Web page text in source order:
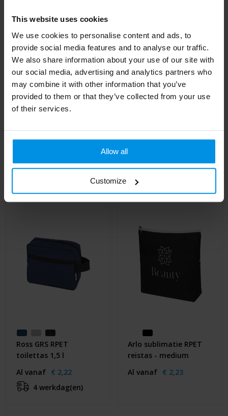
This website uses cookies
We use cookies to personalise content and ads, to
provide social media features and to analyse our traffic.
We also share information about your use of our site with
our social media, advertising and analytics partners who
may combine it with other information that you’ve
provided to them or that they’ve collected from your use
of their services.
Allow all
Customize
Muse GRS RPET
Al vanaf € 2,08
CORDY T - Corduroy
Al vanaf € 2,09
Ross GRS RPET
toilettas 1,5 l
Al vanaf € 2,22
4 werkdag(en)
Arlo sublimatie RPET
reistas - medium
Al vanaf € 2,23